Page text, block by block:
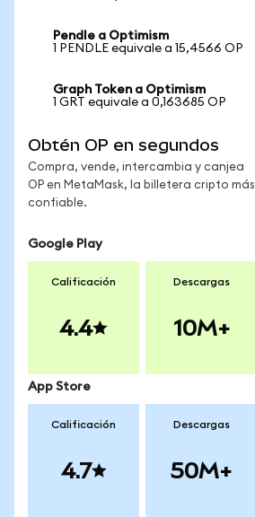
Pendle a Optimism
1 PENDLE equivale a 15,4566 OP
Graph Token a Optimism
1 GRT equivale a 0,163685 OP
Obtén OP en segundos
Compra, vende, intercambia y canjea
OP en MetaMask, la billetera cripto más
confiable.
Google Play
Calificación
4.4
Descargas
10M+
App Store
Calificación
4.7
Descargas
50M+